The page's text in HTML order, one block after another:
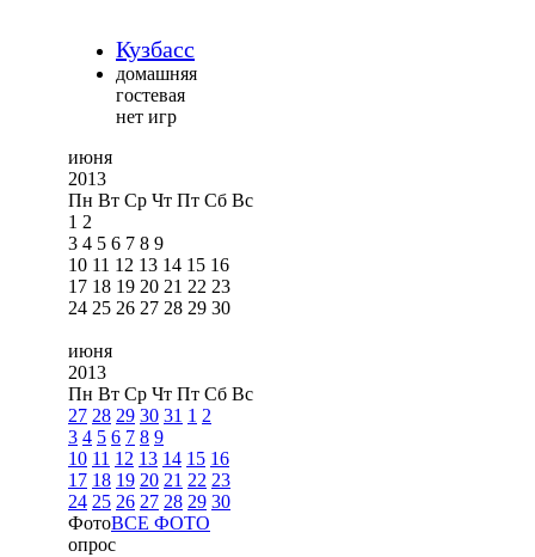
Кузбасс
домашняя
гостевая
нет игр
июня
2013
Пн Вт Ср Чт Пт Сб Вс
1 2
3 4 5 6 7 8 9
10 11 12 13 14 15 16
17 18 19 20 21 22 23
24 25 26 27 28 29 30
июня
2013
Пн Вт Ср Чт Пт Сб Вс
27 28 29 30 31 1 2
3 4 5 6 7 8 9
10 11 12 13 14 15 16
17 18 19 20 21 22 23
24 25 26 27 28 29 30
ФотоВСЕ ФОТО
опрос